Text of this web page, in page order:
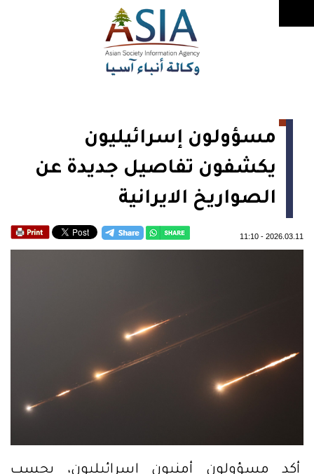
مسؤولون إسرائيليون
يكشفون تفاصيل جديدة عن
الصواريخ الايرانية
2026.03.11
-
11:10
أكد مسؤولون أمنيون إسرائيليون، بحسب